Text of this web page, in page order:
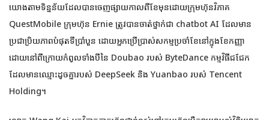
យោងតាមទិន្នន័យដែលបានចេញផ្សាយកាលពីខែមុនដោយក្រុមហ៊ុនវិភាគ
QuestMobile ក្រុមហ៊ុន Ernie ត្រូវបានចាត់ថ្នាក់ជា chatbot AI ដែលមាន
ប្រជាប្រិយភាពបំផុតទីប្រាំបួន ដោយអ្នកប្រើប្រាស់សកម្មប្រចាំខែនៅក្នុងខែកញ្ញា
ដោយនៅពីក្រោយកំពូលទាំងបីនៃ Doubao របស់ ByteDance កម្មវិធីជជែក
ដែលមានឈ្មោះដូចគ្នារបស់ DeepSeek និង Yuanbao របស់ Tencent
Holding។